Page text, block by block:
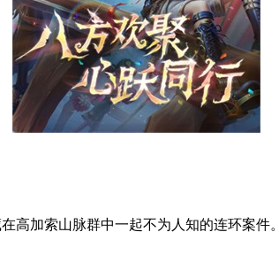
高加索山脉群中一起不为人知的连环案